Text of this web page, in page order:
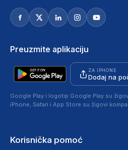
Preuzmite aplikaciju
ZA IPHONE
Dodaj na
Google Play i logotip Google Play su
iPhone, Safari i App Store su žigovi
Korisnička pomoć